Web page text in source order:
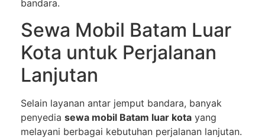
bandara.
Sewa Mobil Batam Luar
Kota untuk Perjalanan
Lanjutan
Selain layanan antar jemput bandara, banyak
penyedia sewa mobil Batam luar kota yang
melayani berbagai kebutuhan perjalanan lanjutan.